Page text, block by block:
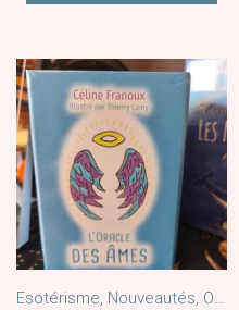
Esotérisme, Nouveautés, Oracles